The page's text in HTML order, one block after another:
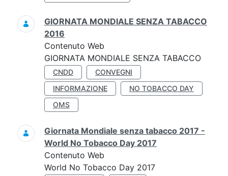
GIORNATA MONDIALE SENZA TABACCO
2016
Contenuto Web
GIORNATA MONDIALE SENZA TABACCO
CNDD
CONVEGNI
INFORMAZIONE
NO TOBACCO DAY
OMS
Giornata Mondiale senza tabacco 2017 -
World No Tobacco Day 2017
Contenuto Web
World No Tobacco Day 2017